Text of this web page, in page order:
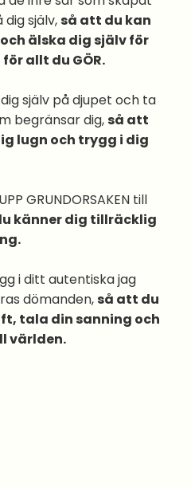
själv,så att du kan
älska dig själv för
allt du GÖR.
själv på djupet och ta
begränsar dig,så att
lugn och trygg i dig
GRUNDORSAKEN till
känner dig tillräcklig
i ditt autentiska jag
dömanden,så att du
tala din sanning och
världen.